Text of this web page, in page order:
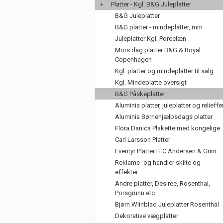
+
Platter - Kgl. B&G Juleplatter
B&G Juleplatter
B&G platter - mindeplatter, mm
Juleplatter Kgl. Porcelæn
Mors dag platter B&G & Royal
Copenhagen
Kgl. platter og mindeplatter til salg
Kgl. Mindeplatte oversigt
B&G Påskeplatter
Aluminia platter, juleplatter og
Aluminia Børnehjælpsdags platter
Flora Danica Plakette med kongelige
Carl Larsson Platter
Eventyr Platter H C Andersen & Grim
Reklame- og handler skilte og
effekter
Andre platter, Desiree, Rosenthal,
Porsgrunn etc
Bjørn Wiinblad Juleplatter Rosenthal
Dekorative vægplatter